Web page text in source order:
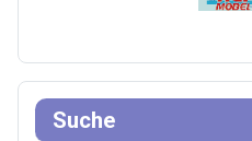
Suche